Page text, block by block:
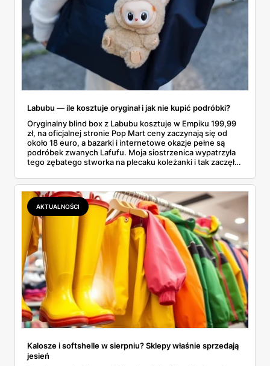
Labubu — ile kosztuje oryginał i jak nie kupić podróbki?
Oryginalny blind box z Labubu kosztuje w Empiku 199,99
zł, na oficjalnej stronie Pop Mart ceny zaczynają się od
około 18 euro, a bazarki i internetowe okazje pełne są
podróbek zwanych Lafufu. Moja siostrzenica wypatrzyła
tego zębatego stworka na plecaku koleżanki i tak zaczęło
kosztuje i po czym poznać, że sprzedawca nie wciska nam
podróbki. Spisałam wszystko, czego się dowiedziałam —
łącznie z jedną wpadką, o której za chwilę.
AKTUALNOŚCI
Kalosze i softshelle w sierpniu? Sklepy właśnie sprzedają
jesień